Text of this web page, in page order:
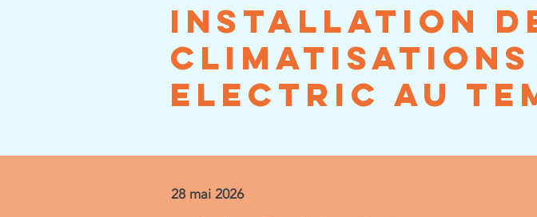
Installation
climatisations
Electric au
28 mai 2026